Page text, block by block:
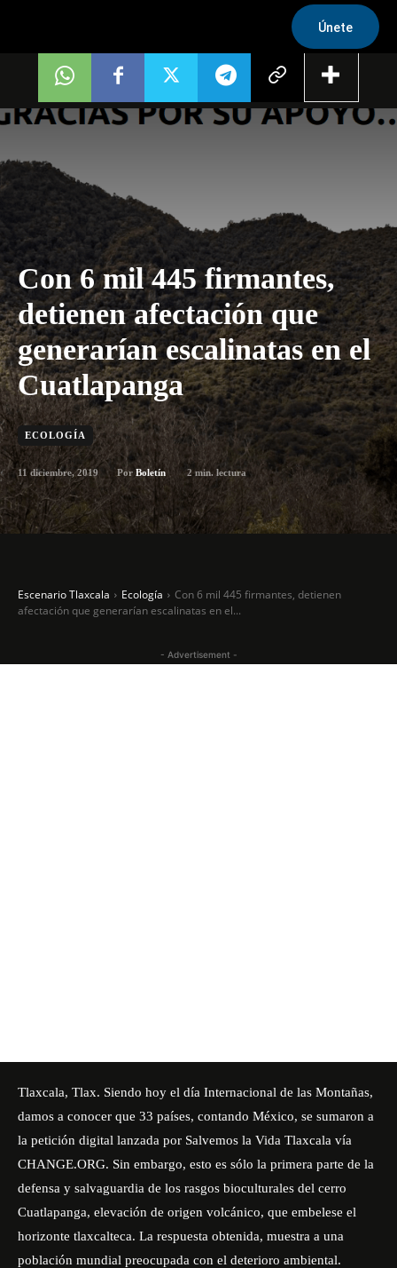
Únete
Con 6 mil 445 firmantes,
detienen afectación que
generarían escalinatas en el
Cuatlapanga
ECOLOGÍA
11 diciembre, 2019 Por Boletín 2min. lectura
Escenario Tlaxcala Ecología
Con 6 mil 445 firmantes, detienen
afectación que generarían escalinatas en el...
- Advertisement -
Tlaxcala, Tlax. Siendo hoy el día Internacional de las Montañas,
damos a conocer que 33 países, contando México, se sumaron a
la petición digital lanzada por Salvemos la Vida Tlaxcala vía
CHANGE.ORG. Sin embargo, esto es sólo la primera parte de la
defensa y salvaguardia de los rasgos bioculturales del cerro
Cuatlapanga, elevación de origen volcánico, que embelese el
horizonte tlaxcalteca. La respuesta obtenida, muestra a una
población mundial preocupada con el deterioro ambiental.